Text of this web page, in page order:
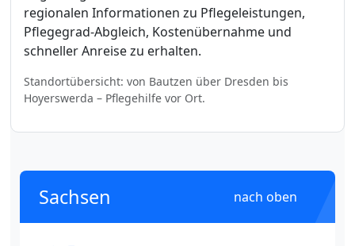
regionalen Informationen zu Pflegeleistungen,
Pflegegrad-Abgleich, Kostenübernahme und
schneller Anreise zu erhalten.
Standortübersicht: von Bautzen über Dresden bis
Hoyerswerda – Pflegehilfe vor Ort.
Sachsen nach oben